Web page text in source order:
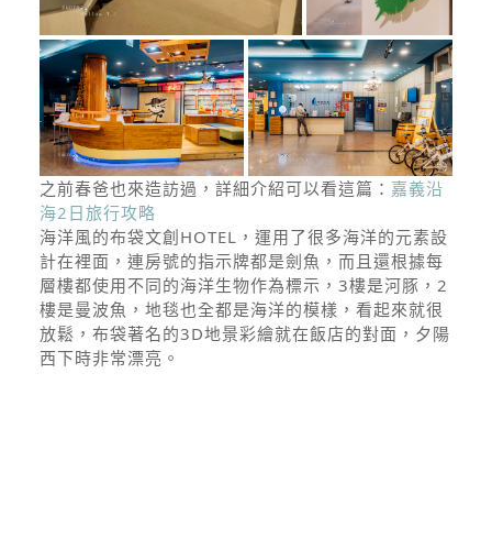
之前春爸也來造訪過，詳細介紹可以看這篇： 嘉義沿
海2日旅行攻略
海洋風的布袋文創HOTEL，運用了很多海洋的元素設
計在裡面，連房號的指示牌都是劍魚，而且還根據每
層樓都使用不同的海洋生物作為標示，3樓是河豚，2
樓是曼波魚，地毯也全都是海洋的模樣，看起來就很
放鬆，布袋著名的3D地景彩繪就在飯店的對面，夕陽
西下時非常漂亮。